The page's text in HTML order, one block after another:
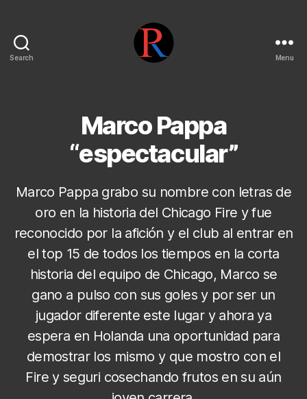
Search Menu
Marco Pappa
“espectacular”
Marco Pappa grabo su nombre con letras de
oro en la historia del Chicago Fire y fue
reconocido por la afición y el club al entrar en
el top 15 de todos los tiempos en la corta
historia del equipo de Chicago, Marco se
gano a pulso con sus goles y por ser un
jugador diferente este lugar y ahora ya
espera en Holanda una oportunidad para
demostrar los mismo y que mostro con el
Fire y seguri cosechando frutos en su aún